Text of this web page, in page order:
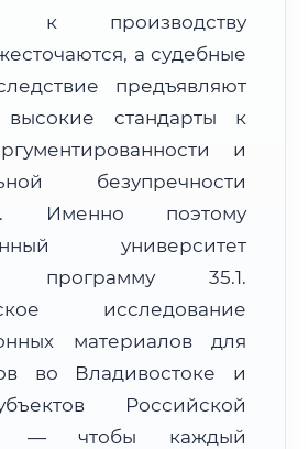
Дистанционно
Владивосток
/ Почтой: 5–7 рабочих дней
ФИС ФРДО
для увеличения и просмотра
к производству
а судебные
предъявляют
стандарты к
и
безупречности
Именно поэтому
университет
программу 35.1.
исследование
материалов для
во Владивостоке и
Российской
— чтобы каждый